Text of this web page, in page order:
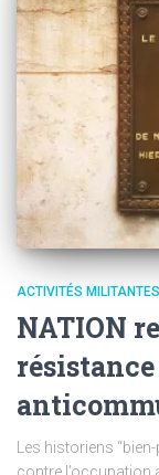
ACTIVITÉS MILITANTES
NATION
Les historiens